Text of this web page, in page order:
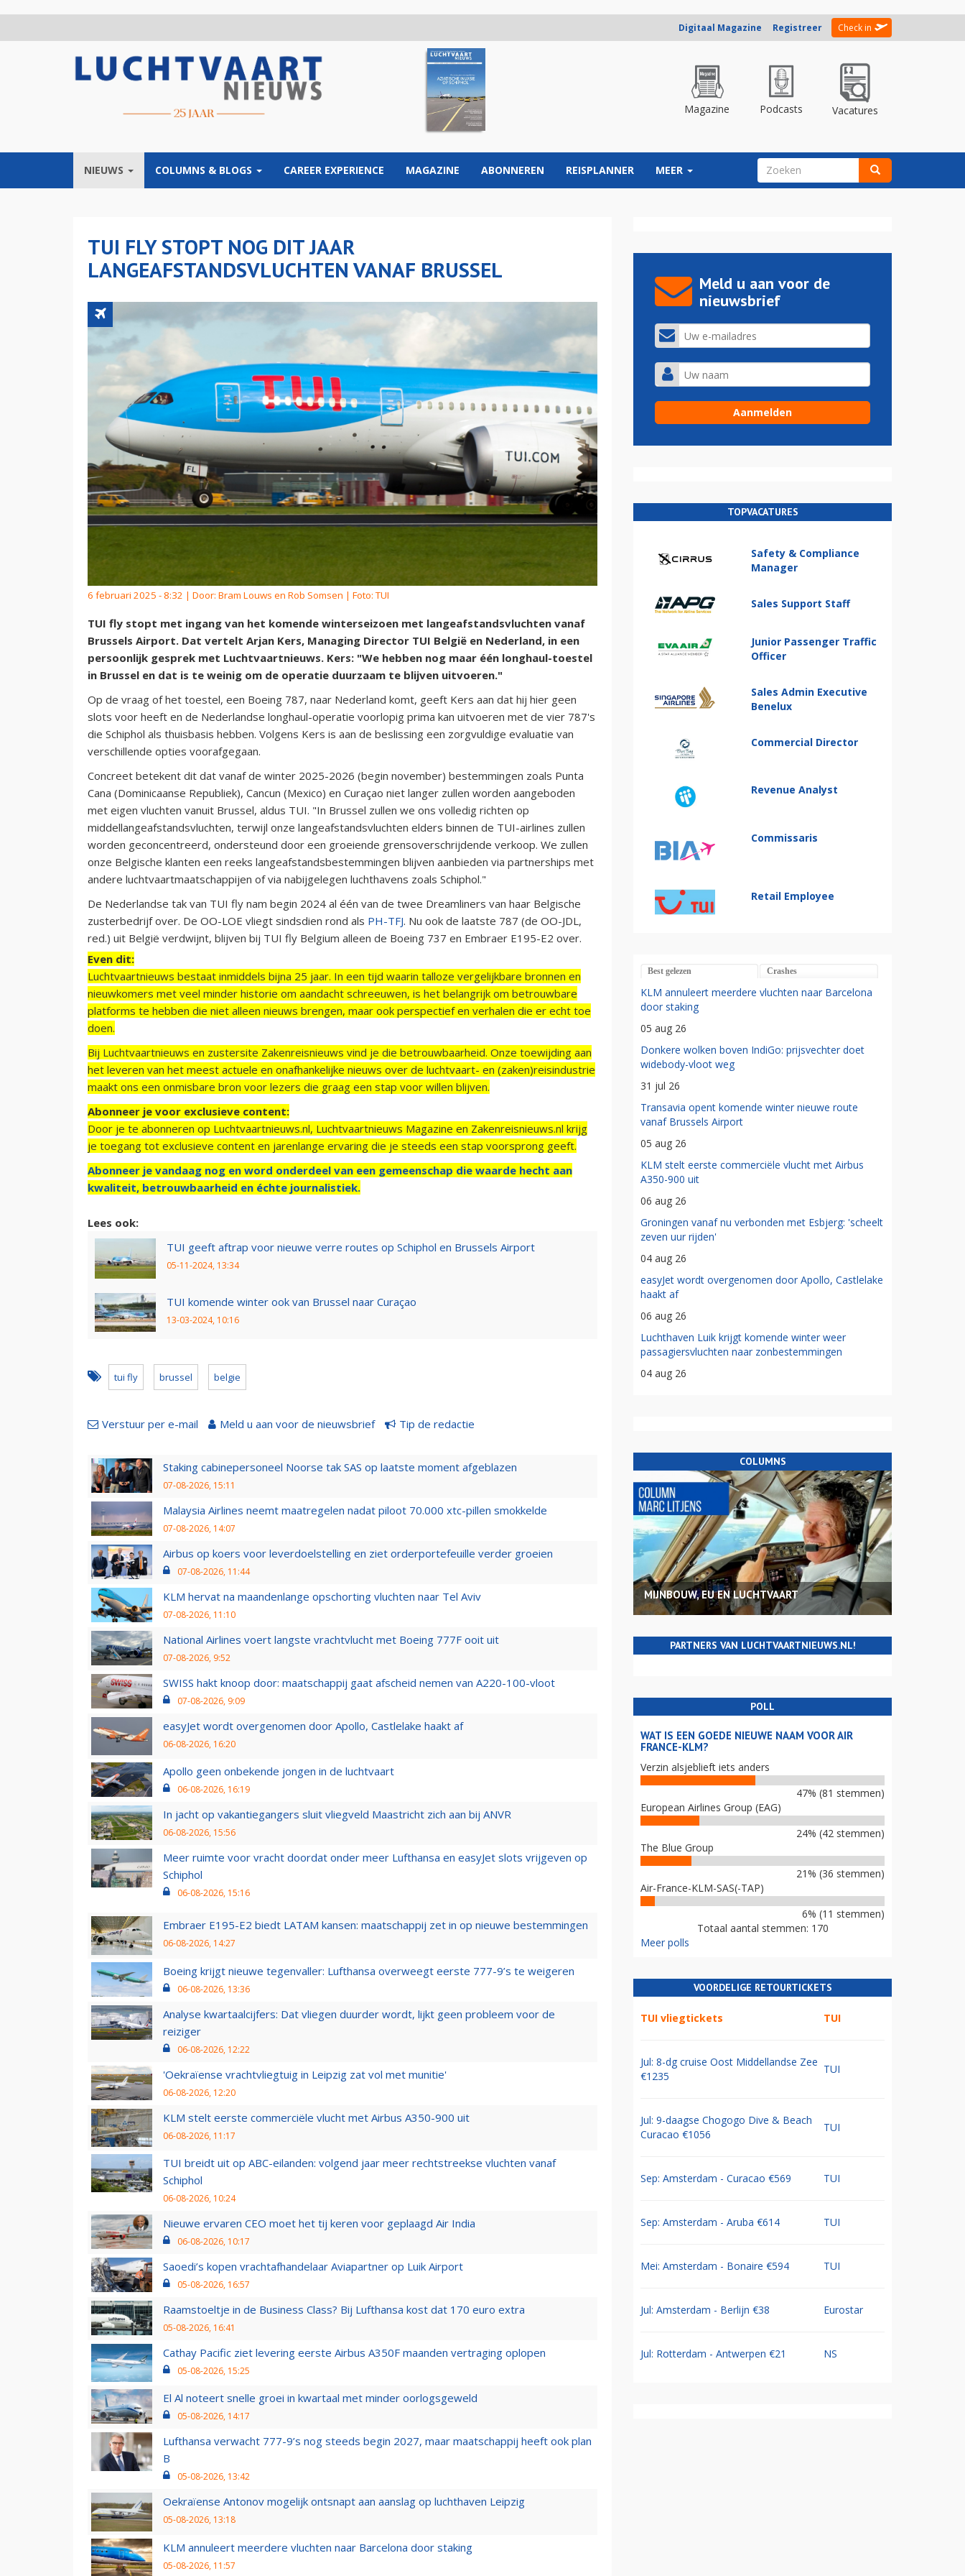
Digitaal Magazine Registreer Check in
Magazine Podcasts Vacatures
NIEUWS COLUMNS & BLOGS CAREER EXPERIENCE MAGAZINE ABONNEREN REISPLANNER MEER ZOEKVELD
TUI FLY STOPT NOG DIT JAAR
LANGEAFSTANDSVLUCHTEN VANAF BRUSSEL
6 februari 2025 - 8:32 | Door: Bram Louws en Rob Somsen | Foto: TUI
TUI fly stopt met ingang van het komende winterseizoen met langeafstandsvluchten vanaf
Brussels Airport. Dat vertelt Arjan Kers, Managing Director TUI België en Nederland, in een
persoonlijk gesprek met Luchtvaartnieuws. Kers: "We hebben nog maar één longhaul-toestel
in Brussel en dat is te weinig om de operatie duurzaam te blijven uitvoeren."
Op de vraag of het toestel, een Boeing 787, naar Nederland komt, geeft Kers aan dat hij hier geen
slots voor heeft en de Nederlandse longhaul-operatie voorlopig prima kan uitvoeren met de vier 787's
die Schiphol als thuisbasis hebben. Volgens Kers is aan de beslissing een zorgvuldige evaluatie van
verschillende opties voorafgegaan.
Concreet betekent dit dat vanaf de winter 2025-2026 (begin november) bestemmingen zoals Punta
Cana (Dominicaanse Republiek), Cancun (Mexico) en Curaçao niet langer zullen worden aangeboden
met eigen vluchten vanuit Brussel, aldus TUI. "In Brussel zullen we ons volledig richten op
middellangeafstandsvluchten, terwijl onze langeafstandsvluchten elders binnen de TUI-airlines zullen
worden geconcentreerd, ondersteund door een groeiende grensoverschrijdende verkoop. We zullen
onze Belgische klanten een reeks langeafstandsbestemmingen blijven aanbieden via partnerships met
andere luchtvaartmaatschappijen of via nabijgelegen luchthavens zoals Schiphol."
De Nederlandse tak van TUI fly nam begin 2024 al één van de twee Dreamliners van haar Belgische
zusterbedrijf over. De OO-LOE vliegt sindsdien rond als PH-TFJ. Nu ook de laatste 787 (de OO-JDL,
red.) uit België verdwijnt, blijven bij TUI fly Belgium alleen de Boeing 737 en Embraer E195-E2 over.
Even dit:
Luchtvaartnieuws bestaat inmiddels bijna 25 jaar. In een tijd waarin talloze vergelijkbare bronnen en
nieuwkomers met veel minder historie om aandacht schreeuwen, is het belangrijk om betrouwbare
platforms te hebben die niet alleen nieuws brengen, maar ook perspectief en verhalen die er echt toe
doen.
Bij Luchtvaartnieuws en zustersite Zakenreisnieuws vind je die betrouwbaarheid. Onze toewijding aan
het leveren van het meest actuele en onafhankelijke nieuws over de luchtvaart- en (zaken)reisindustrie
maakt ons een onmisbare bron voor lezers die graag een stap voor willen blijven.
Abonneer je voor exclusieve content:
Door je te abonneren op Luchtvaartnieuws.nl, Luchtvaartnieuws Magazine en Zakenreisnieuws.nl krijg
je toegang tot exclusieve content en jarenlange ervaring die je steeds een stap voorsprong geeft.
Abonneer je vandaag nog en word onderdeel van een gemeenschap die waarde hecht aan
kwaliteit, betrouwbaarheid en échte journalistiek.
Lees ook:
TUI geeft aftrap voor nieuwe verre routes op Schiphol en Brussels Airport
05-11-2024, 13:34
TUI komende winter ook van Brussel naar Curaçao
13-03-2024, 10:16
tui fly brussel belgie
Verstuur per e-mail Meld u aan voor de nieuwsbrief Tip de redactie
Staking cabinepersoneel Noorse tak SAS op laatste moment afgeblazen
07-08-2026, 15:11
Malaysia Airlines neemt maatregelen nadat piloot 70.000 xtc-pillen smokkelde
07-08-2026, 14:07
Airbus op koers voor leverdoelstelling en ziet orderportefeuille verder groeien
07-08-2026, 11:44
KLM hervat na maandenlange opschorting vluchten naar Tel Aviv
07-08-2026, 11:10
National Airlines voert langste vrachtvlucht met Boeing 777F ooit uit
07-08-2026, 9:52
SWISS hakt knoop door: maatschappij gaat afscheid nemen van A220-100-vloot
07-08-2026, 9:09
easyJet wordt overgenomen door Apollo, Castlelake haakt af
06-08-2026, 16:20
Apollo geen onbekende jongen in de luchtvaart
06-08-2026, 16:19
In jacht op vakantiegangers sluit vliegveld Maastricht zich aan bij ANVR
06-08-2026, 15:56
Meer ruimte voor vracht doordat onder meer Lufthansa en easyJet slots vrijgeven op
Schiphol
06-08-2026, 15:16
Embraer E195-E2 biedt LATAM kansen: maatschappij zet in op nieuwe bestemmingen
06-08-2026, 14:27
Boeing krijgt nieuwe tegenvaller: Lufthansa overweegt eerste 777-9’s te weigeren
06-08-2026, 13:36
Analyse kwartaalcijfers: Dat vliegen duurder wordt, lijkt geen probleem voor de
reiziger
06-08-2026, 12:22
'Oekraïense vrachtvliegtuig in Leipzig zat vol met munitie'
06-08-2026, 12:20
KLM stelt eerste commerciële vlucht met Airbus A350-900 uit
06-08-2026, 11:17
TUI breidt uit op ABC-eilanden: volgend jaar meer rechtstreekse vluchten vanaf
Schiphol
06-08-2026, 10:24
Nieuwe ervaren CEO moet het tij keren voor geplaagd Air India
06-08-2026, 10:17
Saoedi’s kopen vrachtafhandelaar Aviapartner op Luik Airport
05-08-2026, 16:57
Raamstoeltje in de Business Class? Bij Lufthansa kost dat 170 euro extra
05-08-2026, 16:41
Cathay Pacific ziet levering eerste Airbus A350F maanden vertraging oplopen
05-08-2026, 15:25
El Al noteert snelle groei in kwartaal met minder oorlogsgeweld
05-08-2026, 14:17
Lufthansa verwacht 777-9’s nog steeds begin 2027, maar maatschappij heeft ook plan
B
05-08-2026, 13:42
Oekraïense Antonov mogelijk ontsnapt aan aanslag op luchthaven Leipzig
05-08-2026, 13:18
KLM annuleert meerdere vluchten naar Barcelona door staking
05-08-2026, 11:57
Meld u aan voor de
nieuwsbrief
TOPVACATURES
Safety & Compliance
Manager
Sales Support Staff
Junior Passenger Traffic
Officer
Sales Admin Executive
Benelux
Commercial Director
Revenue Analyst
Commissaris
Retail Employee
Best gelezen Crashes
KLM annuleert meerdere vluchten naar Barcelona
door staking
05 aug 26
Donkere wolken boven IndiGo: prijsvechter doet
widebody-vloot weg
31 jul 26
Transavia opent komende winter nieuwe route
vanaf Brussels Airport
05 aug 26
KLM stelt eerste commerciële vlucht met Airbus
A350-900 uit
06 aug 26
Groningen vanaf nu verbonden met Esbjerg: 'scheelt
zeven uur rijden'
04 aug 26
easyJet wordt overgenomen door Apollo, Castlelake
haakt af
06 aug 26
Luchthaven Luik krijgt komende winter weer
passagiersvluchten naar zonbestemmingen
04 aug 26
COLUMNS
MIJNBOUW, EU EN LUCHTVAART
PARTNERS VAN LUCHTVAARTNIEUWS.NL!
POLL
WAT IS EEN GOEDE NIEUWE NAAM VOOR AIR
FRANCE-KLM?
Verzin alsjeblieft iets anders
47% (81 stemmen)
European Airlines Group (EAG)
24% (42 stemmen)
The Blue Group
21% (36 stemmen)
Air-France-KLM-SAS(-TAP)
6% (11 stemmen)
Totaal aantal stemmen: 170
Meer polls
VOORDELIGE RETOURTICKETS
TUI vliegtickets TUI
Jul: 8-dg cruise Oost Middellandse Zee
€1235
TUI
Jul: 9-daagse Chogogo Dive & Beach
Curacao €1056
TUI
Sep: Amsterdam - Curacao €569 TUI
Sep: Amsterdam - Aruba €614 TUI
Mei: Amsterdam - Bonaire €594 TUI
Jul: Amsterdam - Berlijn €38 Eurostar
Jul: Rotterdam - Antwerpen €21 NS